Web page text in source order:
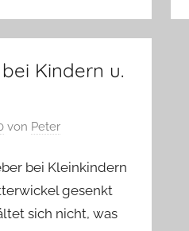
Kindern u.
von Peter
bei Kleinkindern
gesenkt
sich nicht, was